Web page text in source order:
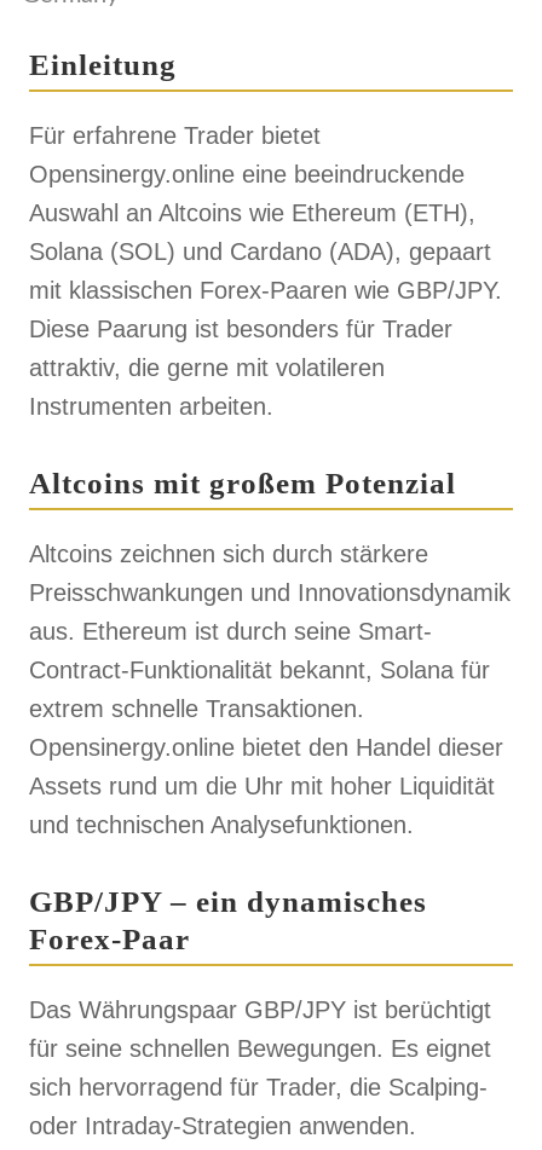
Einleitung
Für erfahrene Trader bietet
Opensinergy.online eine beeindruckende
Auswahl an Altcoins wie Ethereum (ETH),
Solana (SOL) und Cardano (ADA), gepaart
mit klassischen Forex-Paaren wie GBP/JPY.
Diese Paarung ist besonders für Trader
attraktiv, die gerne mit volatileren
Instrumenten arbeiten.
Altcoins mit großem Potenzial
Altcoins zeichnen sich durch stärkere
Preisschwankungen und Innovationsdynamik
aus. Ethereum ist durch seine Smart-
Contract-Funktionalität bekannt, Solana für
extrem schnelle Transaktionen.
Opensinergy.online bietet den Handel dieser
Assets rund um die Uhr mit hoher Liquidität
und technischen Analysefunktionen.
GBP/JPY – ein dynamisches
Forex-Paar
Das Währungspaar GBP/JPY ist berüchtigt
für seine schnellen Bewegungen. Es eignet
sich hervorragend für Trader, die Scalping-
oder Intraday-Strategien anwenden.